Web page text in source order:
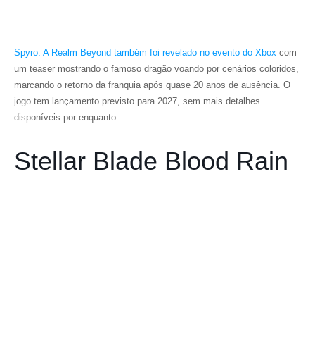
Spyro: A Realm Beyond também foi revelado no evento do Xbox com
um teaser mostrando o famoso dragão voando por cenários coloridos,
marcando o retorno da franquia após quase 20 anos de ausência. O
jogo tem lançamento previsto para 2027, sem mais detalhes
disponíveis por enquanto.
Stellar Blade Blood Rain